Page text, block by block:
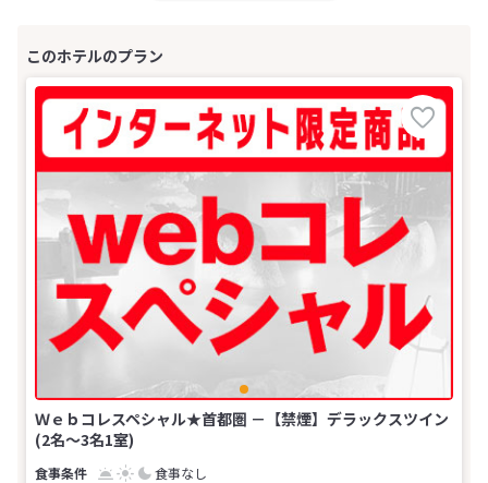
Ｗｅｂコレスペシャル★首都圏 －【禁煙】デラックスツイン
(2名～3名1室)
食事なし